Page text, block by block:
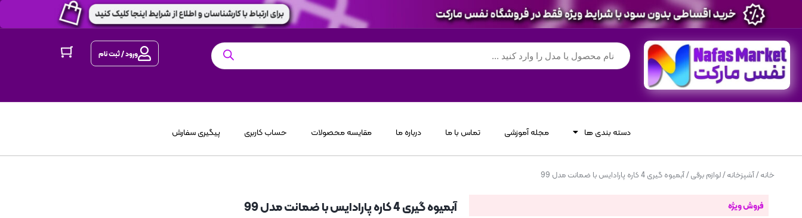
ورود / ثبت نام
دسته بندی ها مجله آموزشی تماس با ما درباره ما مقایسه محصولات حساب کاربری پیگیری سفارش
خانه/آشپزخانه/لوازم برقی/ آبمیوه گیری 4 کاره پارادایس با ضمانت مدل 99
فروش ویژه آبمیوه گیری 4 کاره پارادایس با ضمانت مدل 99